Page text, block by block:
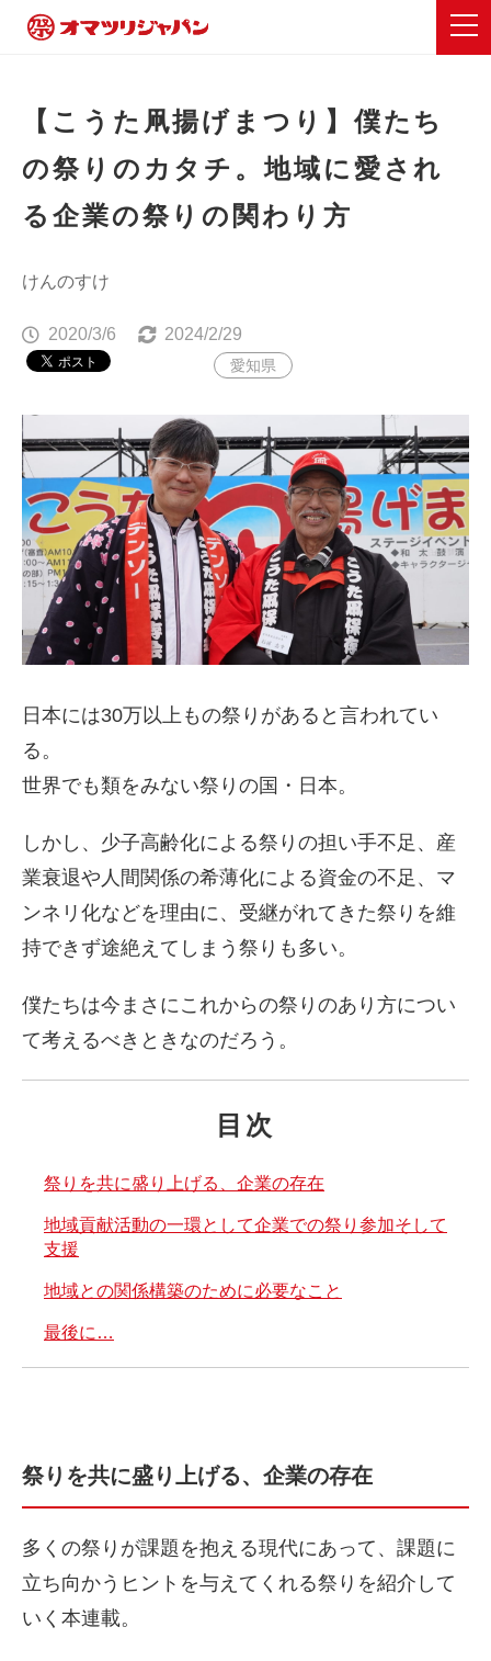
【こうた凧揚げまつり】僕たち
の祭りのカタチ。地域に愛され
る企業の祭りの関わり方
けんのすけ
2020/3/6 2024/2/29
愛知県
日本には30万以上もの祭りがあると言われてい
る。
世界でも類をみない祭りの国・日本。
しかし、少子高齢化による祭りの担い手不足、産
業衰退や人間関係の希薄化による資金の不足、マ
ンネリ化などを理由に、受継がれてきた祭りを維
持できず途絶えてしまう祭りも多い。
僕たちは今まさにこれからの祭りのあり方につい
て考えるべきときなのだろう。
目次
祭りを共に盛り上げる、企業の存在
地域貢献活動の一環として企業での祭り参加そして
支援
地域との関係構築のために必要なこと
最後に…
祭りを共に盛り上げる、企業の存在
多くの祭りが課題を抱える現代にあって、課題に
立ち向かうヒントを与えてくれる祭りを紹介して
いく本連載。